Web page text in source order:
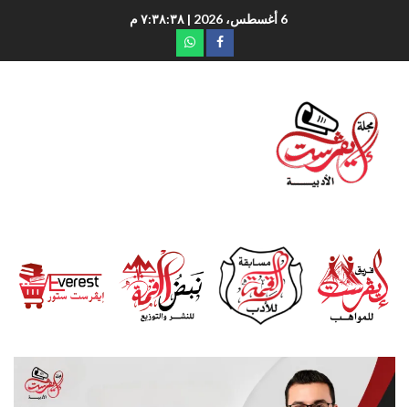
6 أغسطس، 2026 | ٧:٣٨:٣٩ م